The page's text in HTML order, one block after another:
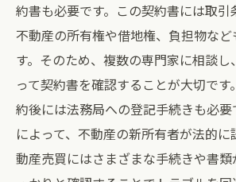
約書も必要です。この契約書には取引
不動産の所有権や借地権、負担物な
す。そのため、複数の専門家に相談
って契約書を確認することが大切で
約後には法務局への登記手続きも必要
によって、不動産の新所有者が法的に
動産売買にはさまざまな手続きや書